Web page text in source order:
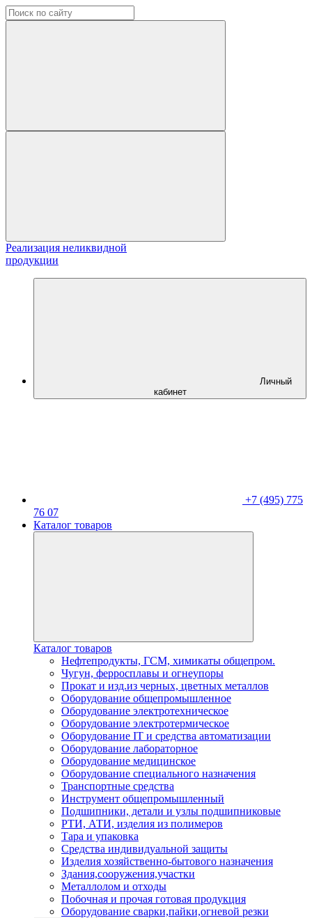
Реализация неликвидной
продукции
Личный
кабинет
+7 (495) 775
76 07
Каталог товаров
Каталог товаров
Нефтепродукты, ГСМ, химикаты общепром.
Чугун, ферросплавы и огнеупоры
Прокат и изд.из черных, цветных металлов
Оборудование общепромышленное
Оборудование электротехническое
Оборудование электротермическое
Оборудование IT и средства автоматизации
Оборудование лабораторное
Оборудование медицинское
Оборудование специального назначения
Транспортные средства
Инструмент общепромышленный
Подшипники, детали и узлы подшипниковые
РТИ, АТИ, изделия из полимеров
Тара и упаковка
Средства индивидуальной защиты
Изделия хозяйственно-бытового назначения
Здания,сооружения,участки
Металлолом и отходы
Побочная и прочая готовая продукция
Оборудование сварки,пайки,огневой резки